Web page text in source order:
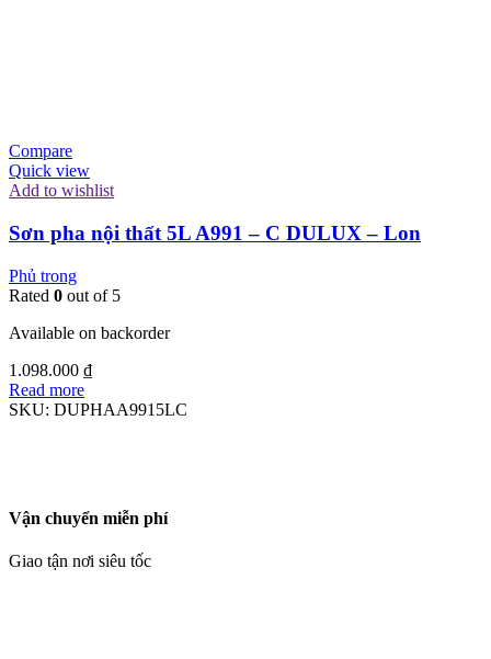
Compare
Quick view
Add to wishlist
Sơn pha nội thất 5L A991 – C DULUX – Lon
Phủ trong
Rated 0 out of 5
Available on backorder
1.098.000 ₫
Read more
SKU: DUPHAA9915LC
Vận chuyển miễn phí
Giao tận nơi siêu tốc